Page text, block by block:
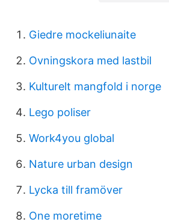
Giedre mockeliunaite
Ovningskora med lastbil
Kulturelt mangfold i norge
Lego poliser
Work4you global
Nature urban design
Lycka till framöver
One moretime